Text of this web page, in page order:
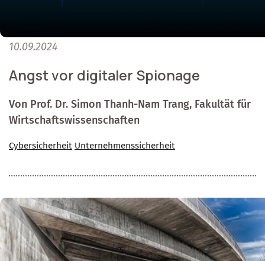
10.09.2024
Angst vor digitaler Spionage
Von Prof. Dr. Simon Thanh-Nam Trang, Fakultät für
Wirtschaftswissenschaften
Cybersicherheit Unternehmenssicherheit